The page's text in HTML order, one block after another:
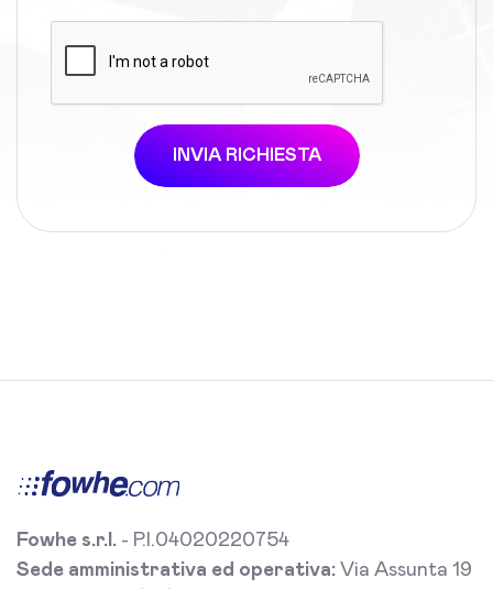
INVIA RICHIESTA
Fowhe s.r.l. - P.I.04020220754
Sede amministrativa ed operativa: Via Assunta 19